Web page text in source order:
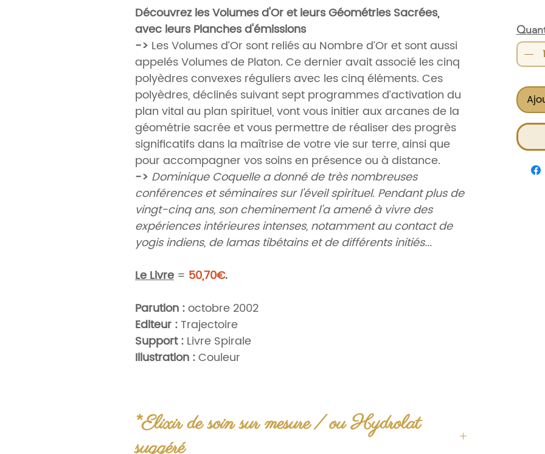
Découvrez les Volumes d'Or et leurs Géométries Sacrées,
avec leurs Planches d'émissions
-> Les Volumes d’Or sont reliés au Nombre d’Or et sont aussi
appelés Volumes de Platon. Ce dernier avait associé les cinq
polyèdres convexes réguliers avec les cinq éléments. Ces
polyèdres, déclinés suivant sept programmes d’activation du
plan vital au plan spirituel, vont vous initier aux arcanes de la
géométrie sacrée et vous permettre de réaliser des progrès
significatifs dans la maîtrise de votre vie sur terre, ainsi que
pour accompagner vos soins en présence ou à distance.
-> Dominique Coquelle a donné de très nombreuses
conférences et séminaires sur l'éveil spirituel. Pendant plus de
vingt-cinq ans, son cheminement l'a amené à vivre des
expériences intérieures intenses, notamment au contact de
yogis indiens, de lamas tibétains et de différents initiés...
Le Livre = 50,70€.
Parution :octobre 2002
Editeur :Trajectoire
Support : Livre Spirale
Illustration :Couleur
EAN :9782841972173
ISBN :
2841972178
*Elixir de soin sur mesure / ou Hydrolat
suggéré